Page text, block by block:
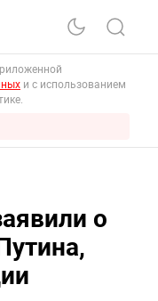
и с использованием
о